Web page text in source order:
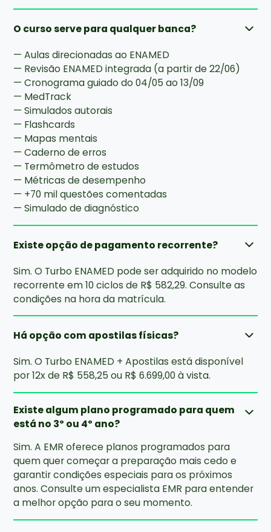
O curso serve para qualquer banca?
— Aulas direcionadas ao ENAMED
— Revisão ENAMED integrada (a partir de 22/06)
— Cronograma guiado do 04/05 ao 13/09
— MedTrack
— Simulados autorais
— Flashcards
— Mapas mentais
— Caderno de erros
— Termômetro de estudos
— Métricas de desempenho
— +70 mil questões comentadas
— Simulado de diagnóstico
Existe opção de pagamento recorrente?
Sim. O Turbo ENAMED pode ser adquirido no modelo
recorrente em 10 ciclos de R$ 582,29. Consulte as
condições na hora da matrícula.
Há opção com apostilas físicas?
Sim. O Turbo ENAMED + Apostilas está disponível
por 12x de R$ 558,25 ou R$ 6.699,00 à vista.
Existe algum plano programado para quem
está no 3º ou 4º ano?
Sim. A EMR oferece planos programados para
quem quer começar a preparação mais cedo e
garantir condições especiais para os próximos
anos. Consulte um especialista EMR para entender
a melhor opção para o seu momento.